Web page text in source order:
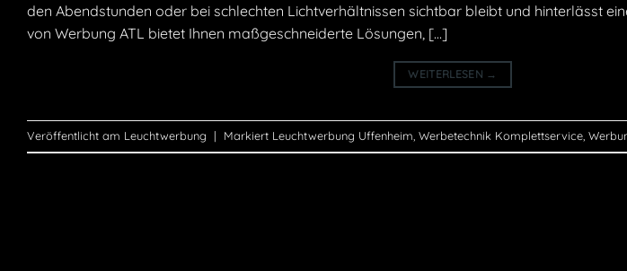
den Abendstunden oder bei schlechten Lichtverhältnissen sichtbar bleibt und hinterlässt
von Werbung ATL bietet Ihnen maßgeschneiderte Lösungen, […]
WEITERLESEN →
Veröffentlicht am Leuchtwerbung | Markiert Leuchtwerbung Uffenheim Werbetechnik Komplettservice